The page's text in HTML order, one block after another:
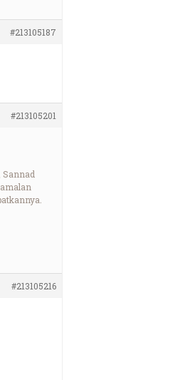
#213105187
#213105201
Sannad
#213105216